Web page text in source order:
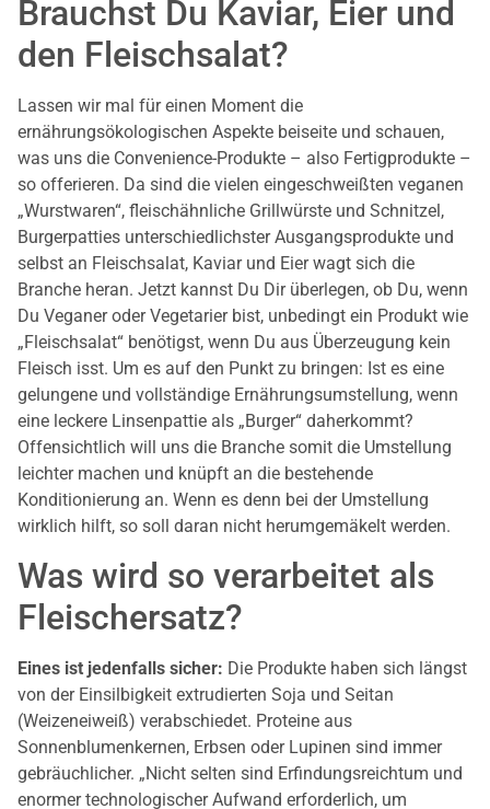
Brauchst Du Kaviar, Eier und
den Fleischsalat?
Lassen wir mal für einen Moment die
ernährungsökologischen Aspekte beiseite und schauen,
was uns die Convenience-Produkte – also Fertigprodukte –
so offerieren. Da sind die vielen eingeschweißten veganen
„Wurstwaren“, fleischähnliche Grillwürste und Schnitzel,
Burgerpatties unterschiedlichster Ausgangsprodukte und
selbst an Fleischsalat, Kaviar und Eier wagt sich die
Branche heran. Jetzt kannst Du Dir überlegen, ob Du, wenn
Du Veganer oder Vegetarier bist, unbedingt ein Produkt wie
„Fleischsalat“ benötigst, wenn Du aus Überzeugung kein
Fleisch isst. Um es auf den Punkt zu bringen: Ist es eine
gelungene und vollständige Ernährungsumstellung, wenn
eine leckere Linsenpattie als „Burger“ daherkommt?
Offensichtlich will uns die Branche somit die Umstellung
leichter machen und knüpft an die bestehende
Konditionierung an. Wenn es denn bei der Umstellung
wirklich hilft, so soll daran nicht herumgemäkelt werden.
Was wird so verarbeitet als
Fleischersatz?
Eines ist jedenfalls sicher: Die Produkte haben sich längst
von der Einsilbigkeit extrudierten Soja und Seitan
(Weizeneiweiß) verabschiedet. Proteine aus
Sonnenblumenkernen, Erbsen oder Lupinen sind immer
gebräuchlicher. „Nicht selten sind Erfindungsreichtum und
enormer technologischer Aufwand erforderlich, um